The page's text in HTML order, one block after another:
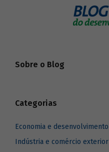
Sobre o Blog
Categorias
Economia e desenvolvimento
Indústria e comércio exterior